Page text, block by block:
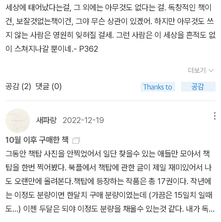
은 제일 못생긴 맨왼쪽 표지다. 나도 예쁜 리커버 표지의 <존.세.거>
갖고 싶은데 전자책 이용자에게는 어떠한 선택권도 없다. 표지 따위
안 보면 그만이라고 위안을 얻어 보지만 그래도 가끔씩 열 받는다. 전
자책 사용자에게도 표지 선택권을 달라!!우리에게도 미적 감각이 있
하려고 한다. 이번 달에는 나 혼자 슈테판 츠바이크 작품 뽀개기 프로
기와 우연의 역사> 읽고 있는데 이거 다 읽으면 바로 <어제의 세계>
로 넘어갈 계획이다. 이렇게라도 하지 않으면 이 책 썩겠어...-거의 모
든 것의 역사 <거의 모든 것의 역사>도 두 번 샀는데 이 책에는 슬픈
사연이 있다. 종이책을 팔고나서 뭔가 허전한 마음에 전자책을 다시
샀는데 몇 달 후에 개정판이 나온 것이다ㅠㅠ이왕 새로 살 거면 개정
훨씬 좋다는 이야기가 들리면 개정판 전자책을 또 살지도 모르니 아
예 리뷰도 보지 않는다. 표지 말고는 바뀐 게 별로 없기를 바라고 있
떠오른 엄청난 공식에 관한 이야기이다. 말랴노프가 이 공식을 떠올
리고 공책에 막 쓰면서 공식을 정리하는데 이상한 일들이 생기고 급
기야는 시체까지 등장한다. 어떤 조직이 이 공식이 세상에 드러나는
것을 방해하는 것이다. 우리도 가끔 뭔가를 할 때 알 수 없는 방해가
비난할 수 있는 사람은 그리 많지 않을 것 같다. 하지만, 나랑 남편은
그 수많은 방해를 뚫고 친구를 만나고, 팬미팅에 참석했다. 장하
다!! 지금은 소련이 무너지고 러시아이긴 하지만 여전히 그 곳은 투명
하지 않은 곳이니, 그들이 사상 등의 자유를 얻으려면 어쩌면 정말로
10억년 같은 긴 시간이 필요할지도 모르겠다. 이 책은 정말 재미있게
읽었다. 그래서 멋지게 리뷰를 쓰고 싶었는데, 뭔가 잘 안 됐다. 좋아
서 너무 좋아서 좋아요!! 이렇게만 되니까. 총 9개의 이야기가 있는 단
편집인데, 각각의 이야기가 너무 흥미로웠다. <숲 속의 컴퓨터>도 그
렇고 <박승휴 망해라>도 그렇고 인간이 가지고 있는 횡재수를 바라
는 마음과 시기심을 잘 드러내면서도 유머를 잃지 않는 이야기들이
많았다. 결국 내 생각대로 되지는 않지만, 그래도 그들은 얻은 것이 있
세상에 태어났다는걸, 그 외에는 아무것도 없다는 걸. 독창적인 책이
건, 보잘것없는책이건, 그야 무슨 상관이 있겠어. 하지만 아무것도 쓰
지 않는 사람은 영원히 잊혀질 걸세. 그런 사람은 이 세상을 흔적도 없
이 스쳐지나갈 뿐이네.- P362
더보기
공감 (2) 댓글 (0)
새파랑 2022-12-19
10월 이후 구매한 책
그동안 책탑 사진을 안찍었어서 일단 찾을수 있는 애들만 모아서 책
탑을 한번 찍어봤다. 북플에서 책탑에 관한 글이 제일 재미있어서 나
도 오랜만에 올려본다.책탑에 등장하는 작품은 총 17권이다. 작년에
는 이정도 분량이면 한달치 구매 분량이였는데 (가끔은 15일치 일때
도...) 이젠 두달은 되야 이정도 분량을 채울수 있는것 같다. 내가 독서